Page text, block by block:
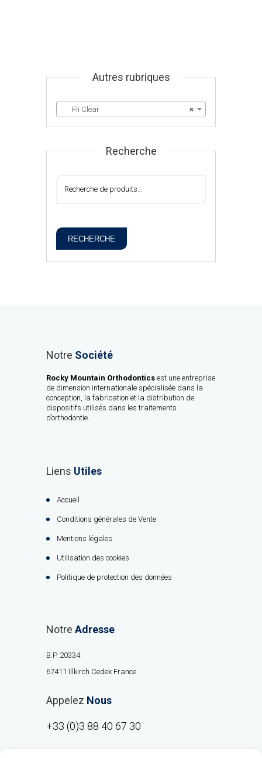
Autres rubriques
×
Fli Clear
Recherche
RECHERCHE
Notre Société
Rocky Mountain Orthodontics est une entreprise
de dimension internationale spécialisée dans la
conception, la fabrication et la distribution de
dispositifs utilisés dans les traitements
d’orthodontie.
Liens Utiles
Accueil
Conditions générales de Vente
Mentions légales
Utilisation des cookies
Politique de protection des données
Notre Adresse
B.P. 20334
67411 Illkirch Cedex France
Appelez Nous
+33 (0)3 88 40 67 30